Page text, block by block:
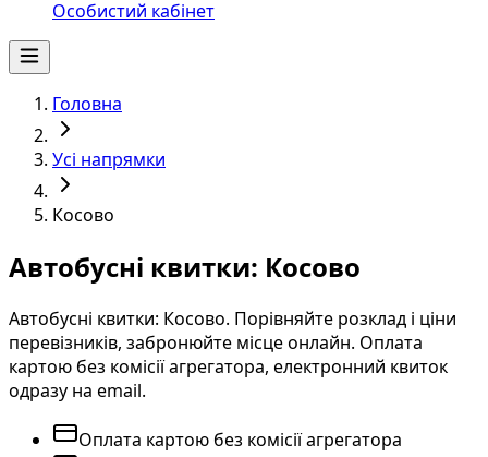
Особистий кабінет
Головна
Усі напрямки
Косово
Автобусні квитки: Косово
Автобусні квитки: Косово. Порівняйте розклад і ціни
перевізників, забронюйте місце онлайн. Оплата
картою без комісії агрегатора, електронний квиток
одразу на email.
Оплата картою без комісії агрегатора